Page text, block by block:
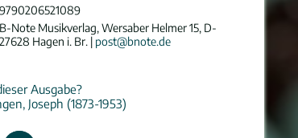
9790206521089
B-Note Musikverlag, Wersaber Helmer 15, D-
27628 Hagen i. Br. | post@bnote.de
Ausgabe?
Joseph (1873-1953)